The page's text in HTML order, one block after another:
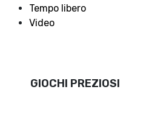
Tempo libero
Video
GIOCHI PREZIOSI